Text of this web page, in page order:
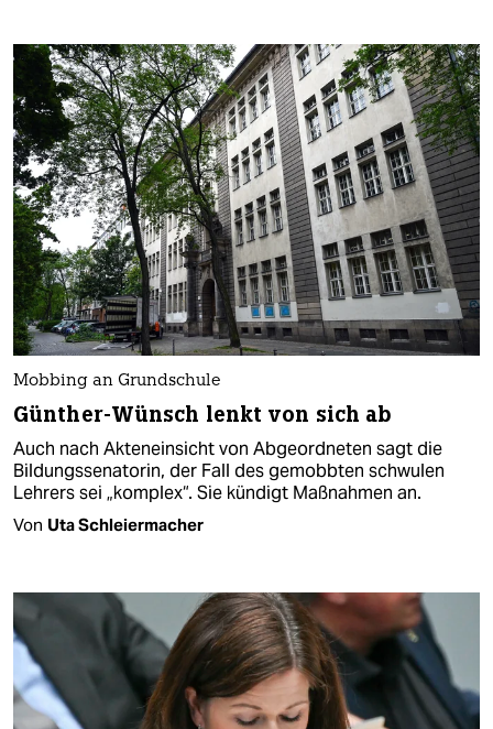
Mobbing an Grundschule
Günther-Wünsch lenkt von sich ab
Auch nach Akteneinsicht von Abgeordneten sagt die
Bildungssenatorin, der Fall des gemobbten schwulen
Lehrers sei „komplex“. Sie kündigt Maßnahmen an.
Von Uta Schleiermacher